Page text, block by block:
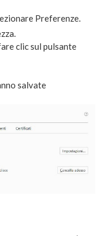
Preferenze.
clic sul pulsante
salvate